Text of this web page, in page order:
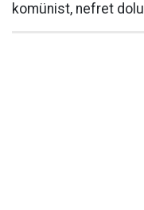
komünist, nefret dolu